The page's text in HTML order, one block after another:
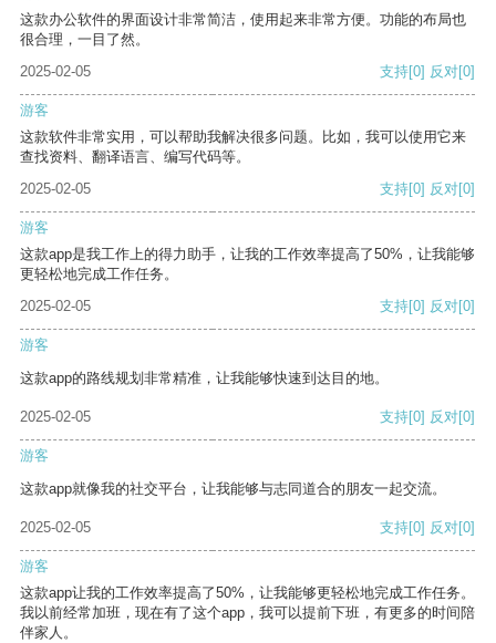
这款办公软件的界面设计非常简洁，使用起来非常方便。功能的布局也
很合理，一目了然。
2025-02-05
支持[0] 反对[0]
游客
这款软件非常实用，可以帮助我解决很多问题。比如，我可以使用它来
查找资料、翻译语言、编写代码等。
2025-02-05
支持[0] 反对[0]
游客
这款app是我工作上的得力助手，让我的工作效率提高了50%，让我能够
更轻松地完成工作任务。
2025-02-05
支持[0] 反对[0]
游客
这款app的路线规划非常精准，让我能够快速到达目的地。
2025-02-05 支持[0] 反对[0]
游客
这款app就像我的社交平台，让我能够与志同道合的朋友一起交流。
2025-02-05 支持[0] 反对[0]
游客
这款app让我的工作效率提高了50%，让我能够更轻松地完成工作任务。
我以前经常加班，现在有了这个app，我可以提前下班，有更多的时间陪
伴家人。